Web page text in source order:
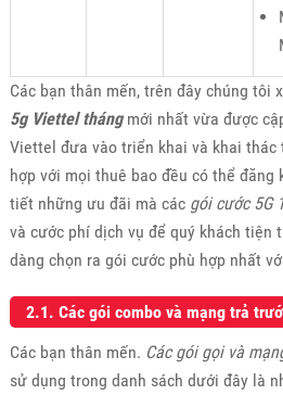
Các bạn thân mến, trên đây chúng tôi
5g Viettel thángmới nhất vừa được
Viettel đưa vào triển khai và khai
hợp với mọi thuê bao đều có thể đăng
tiết những ưu đãi mà các gói cước 5G
và cước phí dịch vụ để quý khách tiện
dàng chọn ra gói cước phù hợp nhất
2.1. Các gói combo và mạng trả
Các bạn thân mến. Các gói gọi và
sử dụng trong danh sách dưới đây là